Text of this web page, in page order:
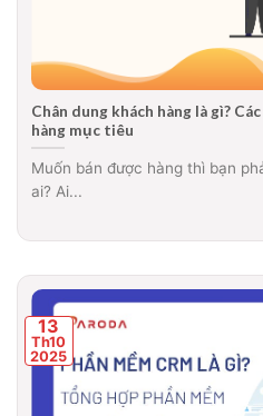
Chân dung khách hàng là gì?
hàng mục tiêu
Muốn bán được hàng thì bạn
ai? Ai...
13
Th10
2025